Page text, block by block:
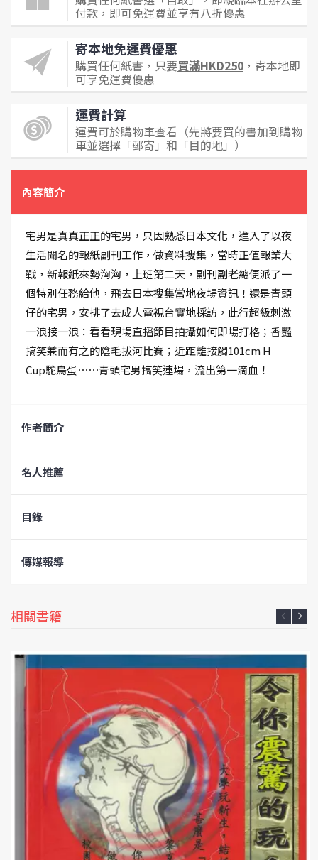
付款，即可免運費並享有八折優惠
寄本地免運費優惠
購買任何紙書，只要買滿HKD250 ，寄本地即
可享免運費優惠
運費計算
運費可於購物車查看（先將要買的書加到購物
車並選擇「郵寄」和「目的地」）
內容簡介
宅男是真真正正的宅男，只因熟悉日本文化，進入了以夜
生活聞名的報紙副刊工作，做資料搜集，當時正值報業大
戰，新報紙來勢洶洶，上班第二天，副刊副老總便派了一
個特別任務給他，飛去日本搜集當地夜場資訊！還是青頭
仔的宅男，安排了去成人電視台實地採訪，此行超級刺激
一浪接一浪：看看現場直播節目拍攝如何即場打格；香豔
搞笑兼而有之的陰毛拔河比賽；近距離接觸101cm H
Cup駝鳥蛋⋯⋯青頭宅男搞笑連場，流出第一滴血！
作者簡介
名人推薦
目錄
傳媒報導
相關書籍